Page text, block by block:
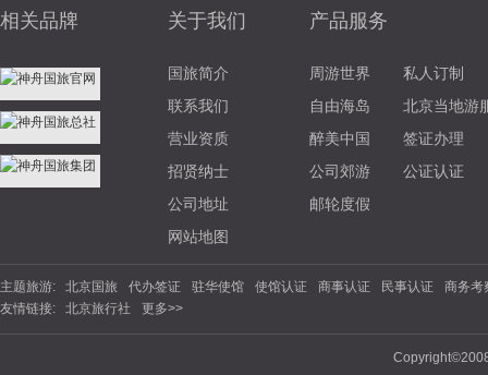
相关品牌 关于我们
国旅简介
联系我们
营业资质
招贤纳士
公司地址
网站地图
产品服务
周游世界
私人订制
自由海岛
北京当地游
醉美中国
签证办理
公司郊游
公证认证
邮轮度假
主题旅游: 北京国旅 代办签证 驻华使馆 使馆认证 商事认证 民事认证
商务考
代夫
马尔代夫选岛
友情链接: 北京旅行社 更多>>